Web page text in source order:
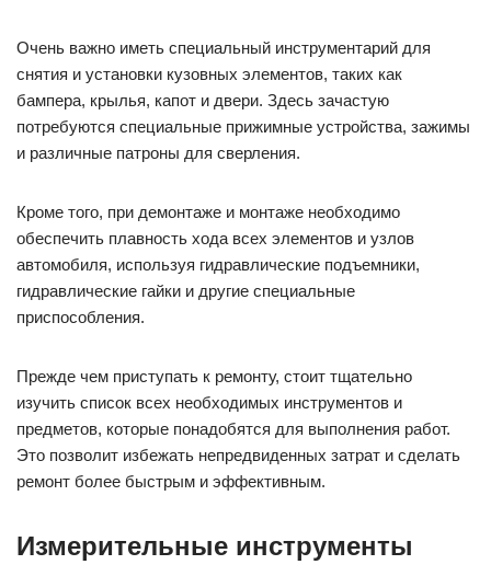
Очень важно иметь специальный инструментарий для
снятия и установки кузовных элементов, таких как
бампера, крылья, капот и двери. Здесь зачастую
потребуются специальные прижимные устройства, зажимы
и различные патроны для сверления.
Кроме того, при демонтаже и монтаже необходимо
обеспечить плавность хода всех элементов и узлов
автомобиля, используя гидравлические подъемники,
гидравлические гайки и другие специальные
приспособления.
Прежде чем приступать к ремонту, стоит тщательно
изучить список всех необходимых инструментов и
предметов, которые понадобятся для выполнения работ.
Это позволит избежать непредвиденных затрат и сделать
ремонт более быстрым и эффективным.
Измерительные инструменты